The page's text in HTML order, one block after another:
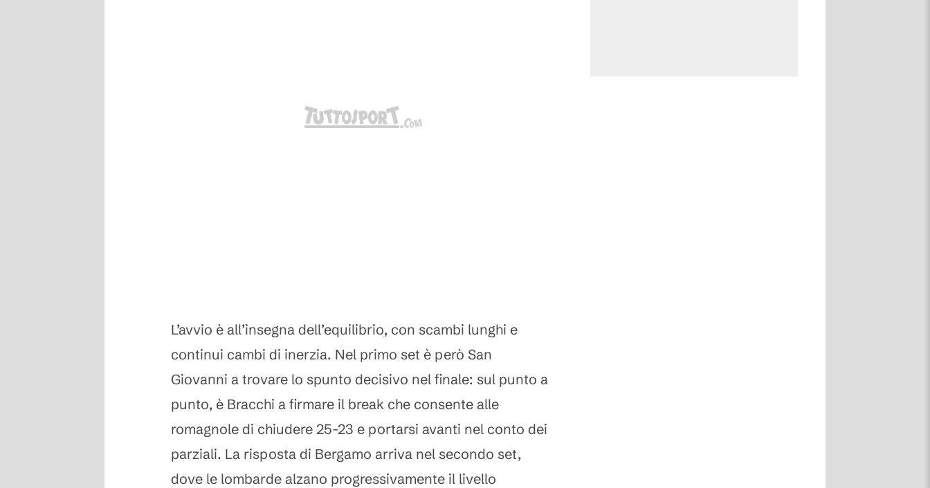
L’avvio è all’insegna dell’equilibrio, con scambi lunghi e
continui cambi di inerzia. Nel primo set è però San
Giovanni a trovare lo spunto decisivo nel finale: sul punto a
punto, è Bracchi a firmare il break che consente alle
romagnole di chiudere 25-23 e portarsi avanti nel conto dei
parziali. La risposta di Bergamo arriva nel secondo set,
dove le lombarde alzano progressivamente il livello